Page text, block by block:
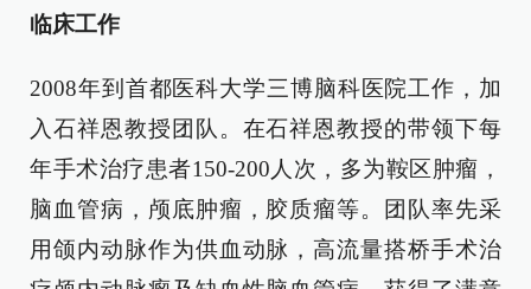
临床工作
2008年到首都医科大学三博脑科医院工作，加
入石祥恩教授团队。在石祥恩教授的带领下每
年手术治疗患者150-200人次，多为鞍区肿瘤，
脑血管病，颅底肿瘤，胶质瘤等。团队率先采
用颌内动脉作为供血动脉，高流量搭桥手术治